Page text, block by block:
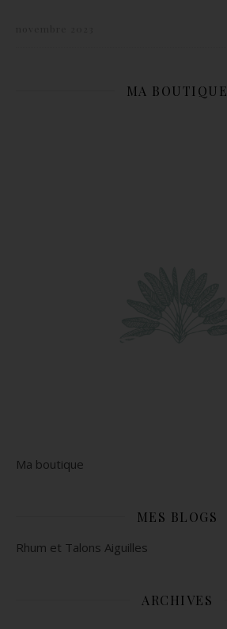
MA BOUTIQUE
Ma boutique
MES BLOGS
Rhum et Talons Aiguilles
ARCHIVES